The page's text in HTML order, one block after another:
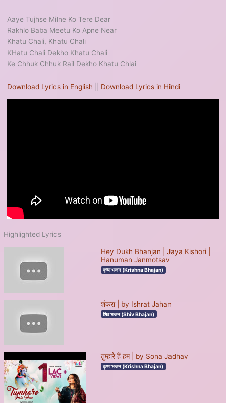
Aaye Tujhse Milne Ko Tere Dear
Rakhlo Baba Meetu Ko Apne Near
Khatu Chali, Khatu Chali
KHatu Chali Dekho Khatu Chali
Ke Chhuk Chhuk Rail Dekho Khatu Chlai
Download Lyrics in English Download Lyrics in Hindi
Highlighted Lyrics
Hey Dukh Bhanjan | Jaya Kishori |
Hanuman Janmotsav
कृष्ण भजन (Krishna Bhajan)
शंकरा | by Ishrat Jahan
शिव भजन (Shiv Bhajan)
तुम्हारे हैं हम | by Sona Jadhav
कृष्ण भजन (Krishna Bhajan)